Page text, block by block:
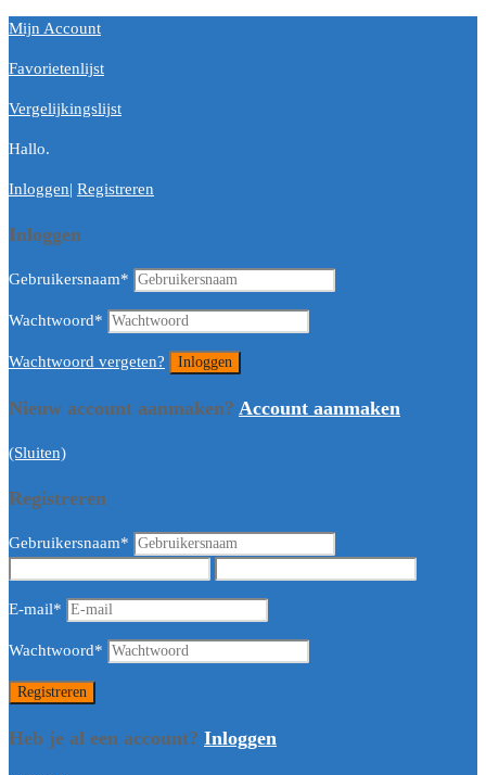
Mijn Account
Favorietenlijst
Vergelijkingslijst
Hallo.
Inloggen| Registreren
Inloggen
Gebruikersnaam*
Wachtwoord*
Wachtwoord vergeten?
Nieuw account aanmaken? Account aanmaken
(Sluiten)
Registreren
Gebruikersnaam*
E-mail*
Wachtwoord*
Heb je al een account? Inloggen